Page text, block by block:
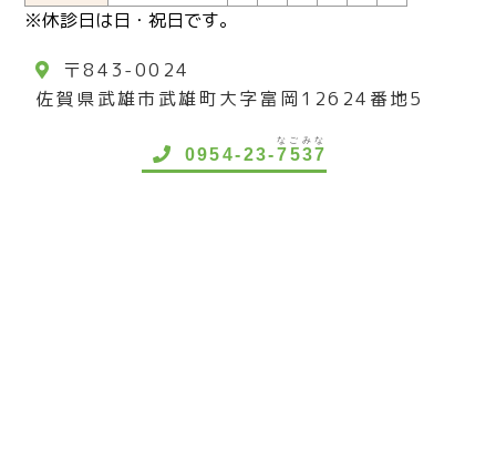
※休診日は日・祝日です。
〒843-0024
佐賀県武雄市武雄町大字富岡12624番地5
0954-23-7537
なごみな